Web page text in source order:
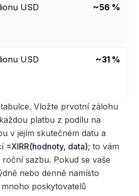
USD ~56 %
USD ~31 %
Vložte prvotní zálohu
platbu z podílu na
v jejím skutečném datu a
=XIRR(hodnoty, data); to vám
sazbu. Pokud se vaše
nebo denně namísto
poskytovatelů